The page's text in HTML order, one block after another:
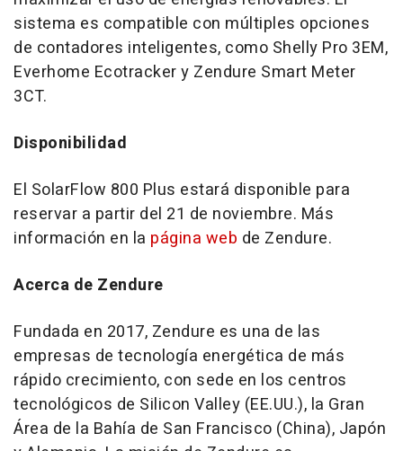
sistema es compatible con múltiples opciones
de contadores inteligentes, como Shelly Pro 3EM,
Everhome Ecotracker y Zendure Smart Meter
3CT.
Disponibilidad
El SolarFlow 800 Plus estará disponible para
reservar a partir del 21 de noviembre. Más
información en la página web de Zendure.
Acerca de Zendure
Fundada en 2017, Zendure es una de las
empresas de tecnología energética de más
rápido crecimiento, con sede en los centros
tecnológicos de Silicon Valley (EE.UU.), la Gran
Área de la Bahía de San Francisco (China), Japón